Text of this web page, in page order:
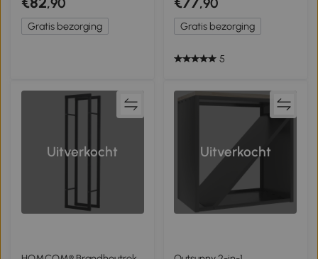
waterdichte hoes tot
300kg
,90
Gratis bezorging
Haardhoutrek van Metaal
voor Binnen en Buiten,
Zwart
,90
Gratis bezorging
5
Uitverkocht Uitverkocht